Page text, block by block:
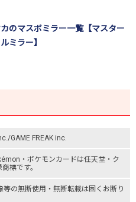
のマスボミラー一覧【マスター
ミラー】
GAME FREAK inc.
・ ポケモンカードは任天堂・ ク
標です。
の無断使用・無断転載は固くお断り